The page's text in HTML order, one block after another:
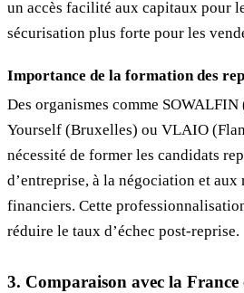
un accès facilité aux capitaux pour
sécurisation plus forte pour les
Importance de la formation des
Des organismes comme
Yourself (Bruxelles) ou VLAIO
nécessité de former les candidats
d’entreprise, à la négociation et
financiers. Cette
réduire le taux d’échec post-reprise.
3. Comparaison avec la France